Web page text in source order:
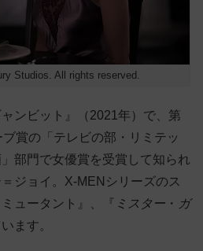
Studios. All rights reserved.
ンビット』（2021年）で、第
賞の「テレビの部・リミテッ
部門で女優賞を受賞して知られ
ジョイ。X-MENシリーズのス
ュータント』、『 ミスター ・ ガ
ます。